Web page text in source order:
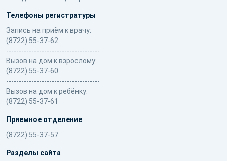
Телефоны регистратуры
Запись на приём к врачу:
(8722) 55-37-62
-------------------------------------
Вызов на дом к взрослому:
(8722) 55-37-60
-------------------------------------
Вызов на дом к ребёнку:
(8722) 55-37-61
Приемное отделение
(8722) 55-37-57
Разделы сайта